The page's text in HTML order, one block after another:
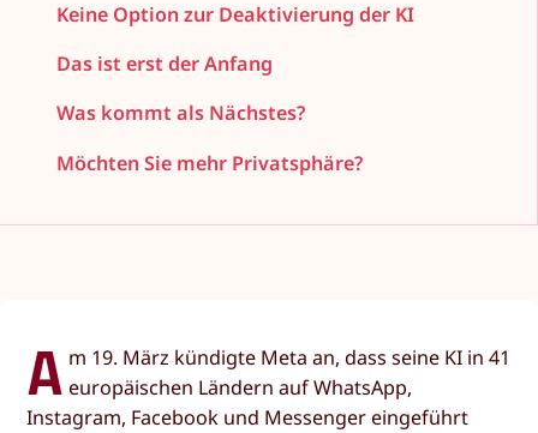
Keine Option zur Deaktivierung der KI
Das ist erst der Anfang
Was kommt als Nächstes?
Möchten Sie mehr Privatsphäre?
A m 19. März kündigte Meta an, dass seine KI in 41
europäischen Ländern auf WhatsApp,
Instagram, Facebook und Messenger eingeführt